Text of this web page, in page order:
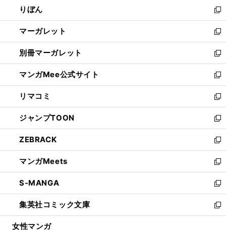
く
で
開
く
ド
ウ
で
開
く
ィ
ン
ド
ウ
で
開
く
りぼん
新
し
い
ウ
ィ
ン
ド
ウ
で
開
く
マーガレット
新
し
い
ウ
ィ
ン
ド
ウ
で
開
く
別冊マーガレット
新
し
い
ウ
ィ
ン
ド
ウ
で
開
く
マンガMee公式サイト
新
し
い
ウ
ィ
ン
ド
ウ
で
開
く
リマコミ
新
し
い
ウ
ィ
ン
ド
ウ
で
開
く
ジャンプTOON
新
し
い
ウ
ィ
ン
ド
ウ
で
開
ZEBRACK
新
し
い
ウ
ィ
ン
ド
ウ
マンガMeets
新
し
い
ウ
ィ
ン
S-MANGA
新
し
い
ウ
集英社コミック文庫
新
し
女性マンガ